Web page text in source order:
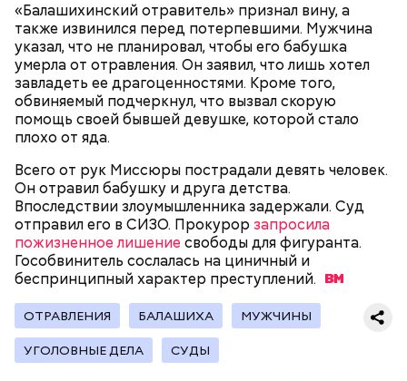
«Балашихинский отравитель» признал вину, а
также извинился перед потерпевшими. Мужчина
указал, что не планировал, чтобы его бабушка
умерла от отравления. Он заявил, что лишь хотел
завладеть ее драгоценностями. Кроме того,
обвиняемый подчеркнул, что вызвал скорую
помощь своей бывшей девушке, которой стало
плохо от яда.
Всего от рук Миссюры пострадали девять человек.
Он отравил бабушку и друга детства.
Впоследствии злоумышленника задержали. Суд
отправил его в СИЗО. Прокурор запросила
пожизненное лишение свободы для фигуранта.
Гособвинитель сослалась на циничный и
беспринципный характер преступлений.
ОТРАВЛЕНИЯ БАЛАШИХА МУЖЧИНЫ
УГОЛОВНЫЕ ДЕЛА СУДЫ
— Гасанов, являясь индивидуальным
предпринимателем, осуществлял
предпринимательскую деятельность в области
продажи и размещения рекламы в социальных
сетях. С целью сокрытия своих доходов часть
покупателей различных мотивационных курсов и
прогнозов ставок на спорт Гасанов получал на
свои личные лицевые счета как физического лица, а
Родственники обналичивали деньги и возвращали
их Гасанову. А чтобы пользоваться деньгами и не
вызвать подозрений у налоговой, Гасанов либо
распределял их между еще несколькими счетами,
либопокупал на них квартиры.
Миссюры Константин. 3 февраля того же года,
когда молодые люди ехали вместе в машине,
подозреваемый угостил приятеля морсом с
этиленгликолем. Через два дня Константин умер в
больнице.